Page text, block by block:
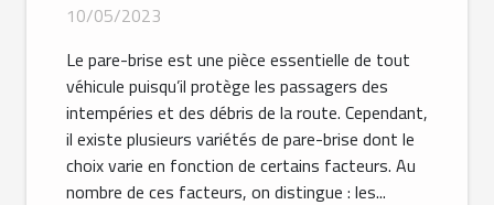
10/05/2023
Le pare-brise est une pièce essentielle de tout
véhicule puisqu’il protège les passagers des
intempéries et des débris de la route. Cependant,
il existe plusieurs variétés de pare-brise dont le
choix varie en fonction de certains facteurs. Au
nombre de ces facteurs, on distingue : les...